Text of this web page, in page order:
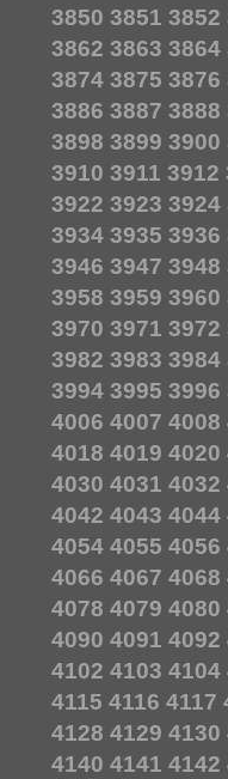
3850 3851 3852
3862 3863 3864
3874 3875 3876
3886 3887 3888
3898 3899 3900
3910 3911 3912
3922 3923 3924
3934 3935 3936
3946 3947 3948
3958 3959 3960
3970 3971 3972
3982 3983 3984
3994 3995 3996
4006 4007 4008
4018 4019 4020
4030 4031 4032
4042 4043 4044
4054 4055 4056
4066 4067 4068
4078 4079 4080
4090 4091 4092
4102 4103 4104
4115 4116 4117
4128 4129 4130
4140 4141 4142